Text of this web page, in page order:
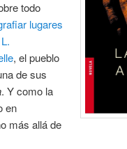
todo
lugares
, el pueblo
de sus
. Y como la
en
más allá de